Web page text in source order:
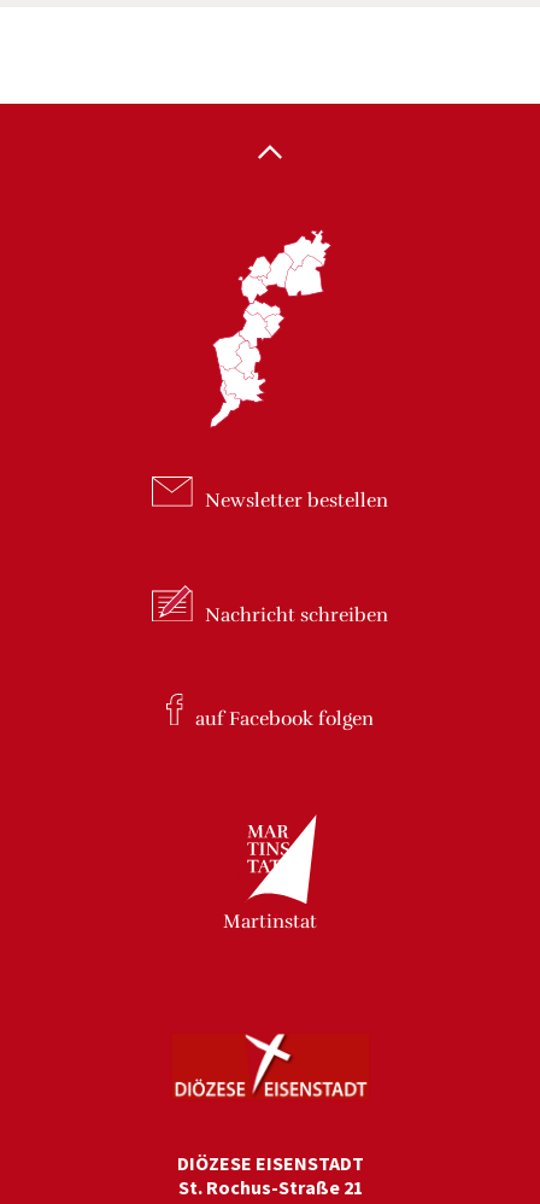
Newsletter bestellen
Nachricht schreiben
auf Facebookfolgen
Martinstat
DIÖZESE EISENSTADT
St. Rochus-Straße 21